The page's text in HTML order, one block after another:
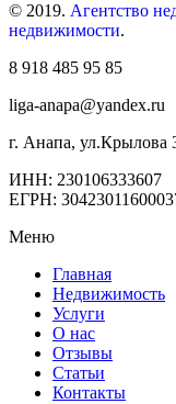
© 2019. Агентство
недвижимости.
8 918 485 95 85
liga-anapa@yandex.ru
г. Анапа, ул.Крылова
ИНН: 230106333607
ЕГРН:
Меню
Главная
Недвижимость
Услуги
О нас
Отзывы
Статьи
Контакты